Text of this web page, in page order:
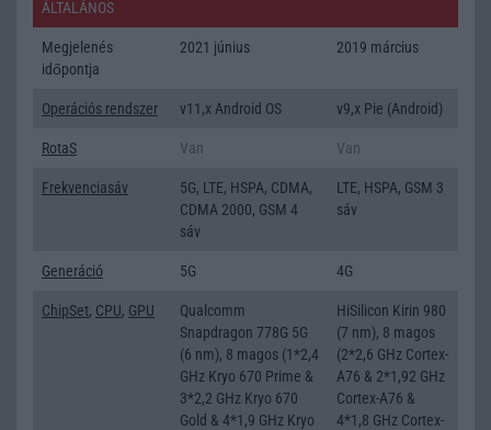
ÁLTALÁNOS
Megjelenés
időpontja
2021 június 2019 március
Operációs rendszer v11,x Android OS v9,x Pie (Android)
RotaS Van Van
Frekvenciasáv
5G, LTE, HSPA, CDMA,
CDMA 2000, GSM 4
sáv
LTE, HSPA, GSM 3
sáv
Generáció 5G 4G
ChipSet, CPU, GPU
Qualcomm
Snapdragon 778G 5G
(6 nm), 8 magos (1*2,4
GHz Kryo 670 Prime &
3*2,2 GHz Kryo 670
Gold & 4*1,9 GHz Kryo
HiSilicon Kirin 980
(7 nm), 8 magos
(2*2,6 GHz Cortex-
A76 & 2*1,92 GHz
Cortex-A76 &
4*1,8 GHz Cortex-